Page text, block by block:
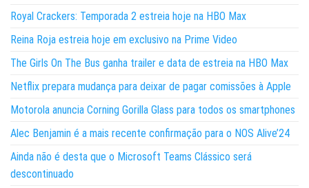
Royal Crackers: Temporada 2 estreia hoje na HBO Max
Reina Roja estreia hoje em exclusivo na Prime Video
The Girls On The Bus ganha trailer e data de estreia na HBO Max
Netflix prepara mudança para deixar de pagar comissões à Apple
Motorola anuncia Corning Gorilla Glass para todos os smartphones
Alec Benjamin é a mais recente confirmação para o NOS Alive’24
Ainda não é desta que o Microsoft Teams Clássico será
descontinuado